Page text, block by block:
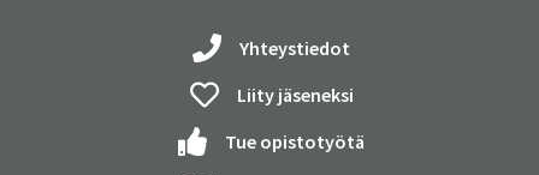
Yhteystiedot
Liity jäseneksi
Tue opistotyötä